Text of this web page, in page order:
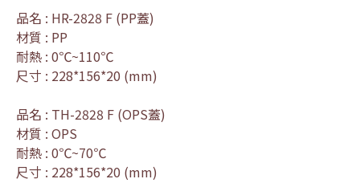
品名 : HR-2828 F (PP蓋)
材質 : PP
耐熱 : 0℃~110℃
尺寸 : 228*156*20 (mm)
品名 : TH-2828 F (OPS蓋)
材質 : OPS
耐熱 : 0℃~70℃
尺寸 : 228*156*20 (mm)